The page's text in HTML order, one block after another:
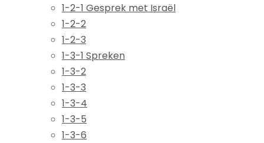
1-2-1 Gesprek met Israël
1-2-2
1-2-3
1-3-1 Spreken
1-3-2
1-3-3
1-3-4
1-3-5
1-3-6